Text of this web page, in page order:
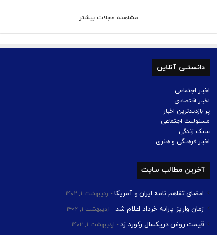
مشاهده مجلات بیشتر
دانستنی آنلاین
اخبار اجتماعی
اخبار اقتصادی
پر بازدیدترین اخبار
مسئولیت اجتماعی
سبک زندگی
اخبار فرهنگی و هنری
آخرین مطالب سایت
امضای تفاهم نامه ایران و آمریکا اردیبهشت ۱, ۱۴۰۲
زمان واریز یارانه خرداد اعلام شد اردیبهشت ۱, ۱۴۰۲
قیمت روغن دریکسال رکورد زد اردیبهشت ۱, ۱۴۰۲